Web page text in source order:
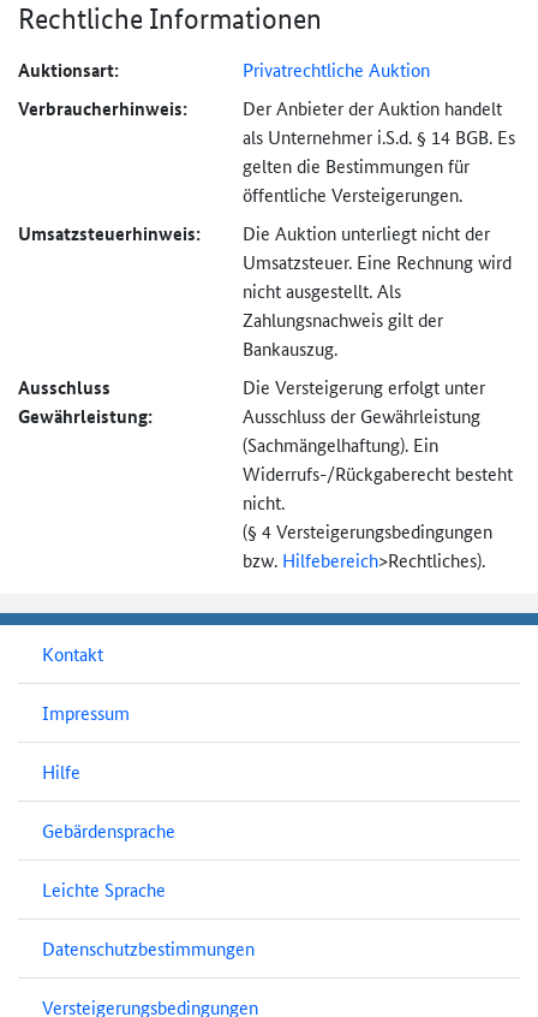
Rechtliche Informationen
Auktionsart: Privatrechtliche Auktion
Verbraucher­hinweis:
Der Anbieter der Auktion handelt
als Unternehmer i.S.d. § 14 BGB. Es
gelten die Bestimmungen für
öffentliche Versteigerungen.
Umsatzsteuer­hinweis:
Die Auktion unterliegt nicht der
Umsatzsteuer. Eine Rechnung wird
nicht ausgestellt. Als
Zahlungsnachweis gilt der
Bankauszug.
Ausschluss
Gewährleistung:
Die Versteigerung erfolgt unter
Ausschluss der Gewährleistung
(Sachmängel­haftung). Ein
Widerrufs-/Rückgaberecht besteht
nicht.
(§ 4 Versteigerungs­bedingungen
bzw. Hilfebereich>Rechtliches).
Kontakt
Impressum
Hilfe
Gebärdensprache
Leichte Sprache
Datenschutzbestimmungen
Versteigerungsbedingungen